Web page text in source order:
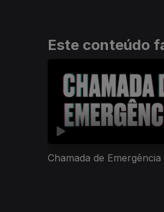
Este conteúdo
Chamada de Emergência